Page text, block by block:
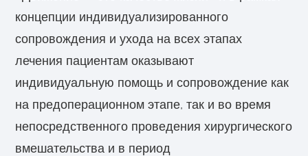
концепции индивидуализированного
сопровождения и ухода на всех этапах
лечения пациентам оказывают
индивидуальную помощь и сопровождение как
на предоперационном этапе, так и во время
непосредственного проведения хирургического
вмешательства и в период